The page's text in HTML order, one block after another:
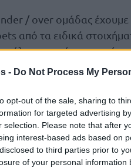
- Do Not Process My
opt-out of the sale, sharing to
for targeted advertising
selection. Please note that after
interest-based ads based on
to third parties prior to
of your personal information
/ over ομάδας έχουμε
από τα ειδικά
ο οποίος μπορεί να
όμως χαμηλό stake
πληροφορίες μου λένε
του Μαρκοϊσβίλι.
μπορεί να
κι άλλοι να